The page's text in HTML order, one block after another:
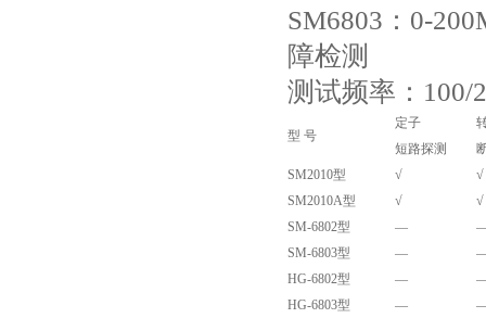
SM6803：0-
障检测
测试频率：100/
型 号
定子
短路探测
SM2010型
√
√
SM2010A型
√
√
SM-6802型
—
SM-6803型
—
HG-6802型
—
HG-6803型
—